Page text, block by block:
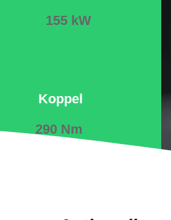
155 kW
Koppel
290 Nm